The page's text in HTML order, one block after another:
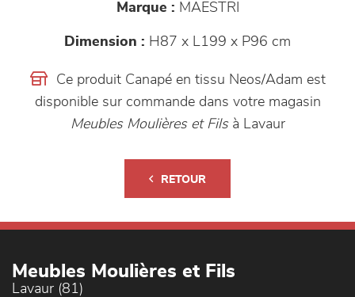
Marque : MAESTRI
Dimension : H87 x L199 x P96 cm
Ce produit Canapé en tissu Neos/Adam est
disponible sur commande dans votre magasin
Meubles Moulières et Filsà Lavaur
RETOUR
Meubles Moulières et Fils
Lavaur (81)